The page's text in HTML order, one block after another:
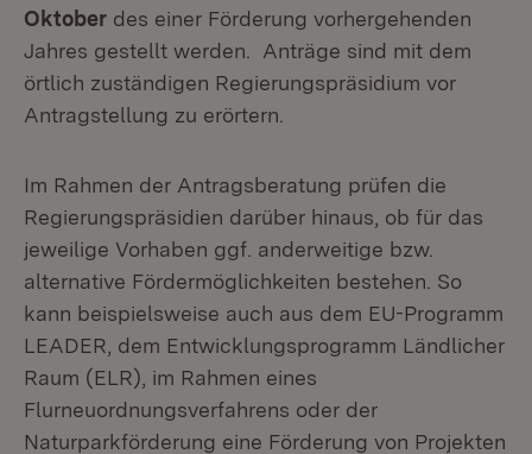
Oktober des einer Förderung vorhergehenden
Jahres gestellt werden. Anträge sind mit dem
örtlich zuständigen Regierungspräsidium vor
Antragstellung zu erörtern.
Im Rahmen der Antragsberatung prüfen die
Regierungspräsidien darüber hinaus, ob für das
jeweilige Vorhaben ggf. anderweitige bzw.
alternative Fördermöglichkeiten bestehen. So
kann beispielsweise auch aus dem EU-Programm
LEADER, dem Entwicklungsprogramm Ländlicher
Raum (ELR), im Rahmen eines
Flurneuordnungsverfahrens oder der
Naturparkförderung eine Förderung von Projekten